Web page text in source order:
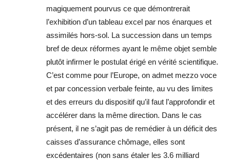
magiquement pourvus ce que démontrerait
l’exhibition d’un tableau excel par nos énarques et
assimilés hors-sol. La succession dans un temps
bref de deux réformes ayant le même objet semble
plutôt infirmer le postulat érigé en vérité scientifique.
C’est comme pour l’Europe, on admet mezzo voce
et par concession verbale feinte, au vu des limites
et des erreurs du dispositif qu’il faut l’approfondir et
accélérer dans la même direction. Dans le cas
présent, il ne s’agit pas de remédier à un déficit des
caisses d’assurance chômage, elles sont
excédentaires (non sans étaler les 3.6 milliard